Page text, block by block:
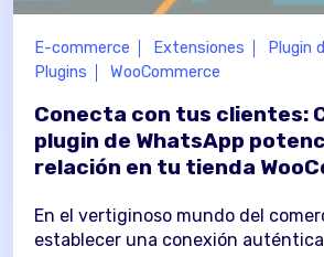
E-commerce Extensiones
Plugin
Plugins
WooCommerce
Conecta con tus clientes:
plugin de WhatsApp
relación en tu tienda
En el vertiginoso mundo del
establecer una conexión